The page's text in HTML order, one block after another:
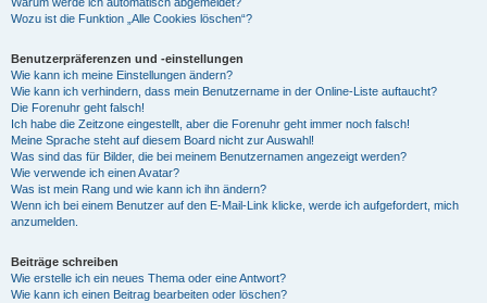
Wozu ist die Funktion „Alle Cookies löschen“?
Benutzerpräferenzen und -einstellungen
Wie kann ich meine Einstellungen ändern?
Wie kann ich verhindern, dass mein Benutzername in der Online-Liste auftaucht?
Die Forenuhr geht falsch!
Ich habe die Zeitzone eingestellt, aber die Forenuhr geht immer noch falsch!
Meine Sprache steht auf diesem Board nicht zur Auswahl!
Was sind das für Bilder, die bei meinem Benutzernamen angezeigt werden?
Wie verwende ich einen Avatar?
Was ist mein Rang und wie kann ich ihn ändern?
Wenn ich bei einem Benutzer auf den E-Mail-Link klicke, werde ich aufgefordert, mich
anzumelden.
Beiträge schreiben
Wie erstelle ich ein neues Thema oder eine Antwort?
Wie kann ich einen Beitrag bearbeiten oder löschen?